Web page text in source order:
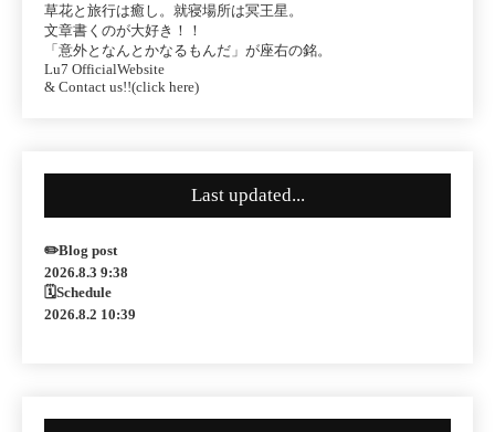
草花と旅行は癒し。就寝場所は冥王星。
文章書くのが大好き！！
「意外となんとかなるもんだ」が座右の銘。
Lu7 OfficialWebsite
& Contact us!!(click here)
Last updated...
✏️Blog post
2026.8.3 9:38
🗓Schedule
2026.8.2 10:39